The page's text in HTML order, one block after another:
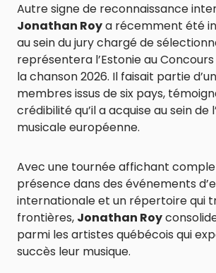
Autre signe de reconnaissance
Jonathan Roya récemment été
au sein du jury chargé de
représentera l’Estonie au
la chanson 2026. Il faisait partie
membres issus de six pays,
crédibilité qu’il a acquise au sein de
musicale européenne.
Avec une tournée affichant
présence dans des événements
internationale et un répertoire qui
frontières, Jonathan Roy
parmi les artistes québécois qui
succès leur musique.